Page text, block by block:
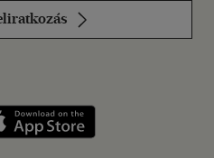
LinkedInen
Szerezd meg: Google